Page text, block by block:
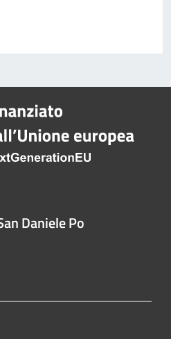
Daniele Po